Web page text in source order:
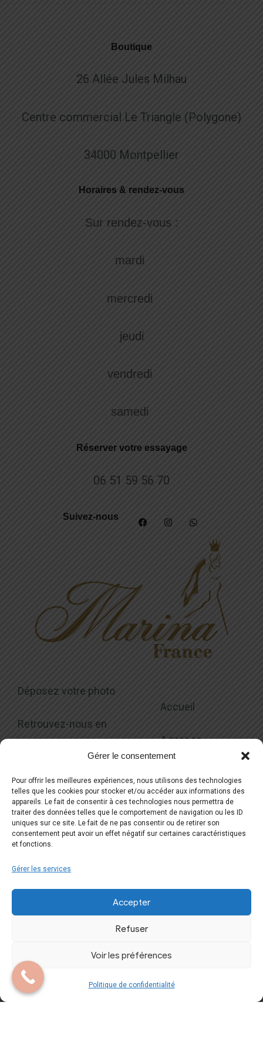
Gérer le consentement
Pour offrir les meilleures expériences, nous utilisons des technologies
telles que les cookies pour stocker et/ou accéder aux informations des
appareils. Le fait de consentir à ces technologies nous permettra de
traiter des données telles que le comportement de navigation ou les ID
uniques sur ce site. Le fait de ne pas consentir ou de retirer son
consentement peut avoir un effet négatif sur certaines caractéristiques
et fonctions.
Gérer les services
Accepter
Refuser
Voir les préférences
Politique de confidentialité
Accueil
A propos
Essayage
Contactez-nous
Déposez votre photo
Retrouvez-nous en
boutique
Modalités
Mentions Légales
Politique de
Boutique
26 Allée Jules Milhau
Centre commercial Le Triangle (Polygone)
34000 Montpellier
Horaires & rendez-vous
Sur rendez-vous :
mardi
mercredi
jeudi
vendredi
samedi
Réserver votre essayage
06 51 59 56 70
Suivez-nous
Copyright © 2024 Tous droits réservés. Site
réalisé par
A.L.I.C.E. Développement Web